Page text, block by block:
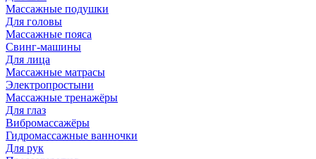
Массажные подушки
Для головы
Массажные пояса
Свинг-машины
Для лица
Массажные матрасы
Электропростыни
Массажные тренажёры
Для глаз
Вибромассажёры
Гидромассажные ванночки
Для рук